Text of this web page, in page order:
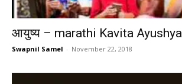
आयुष्य – marathi Kavita Ayushya
Swapnil Samel - November 22, 2018